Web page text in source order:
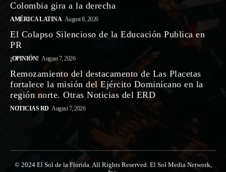
Colombia gira a la derecha
AMÉRICA LATINA August 8, 2026
El Colapso Silencioso de la Educación Publica en
PR
¡OPINIÓN! August 7, 2026
Remozamiento del destacamento de Las Placetas
fortalece la misión del Ejército Dominicano en la
región norte. Otras Noticias del ERD
NOTICIAS RD August 7, 2026
© 2024 El Sol de la Florida. All Rights Reserved. El Sol Media Network,